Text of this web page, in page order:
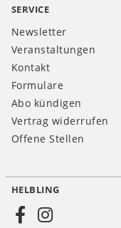
SERVICE
Newsletter
Veranstaltungen
Kontakt
Formulare
Abo kündigen
Vertrag widerrufen
Offene Stellen
Social
HELBLING